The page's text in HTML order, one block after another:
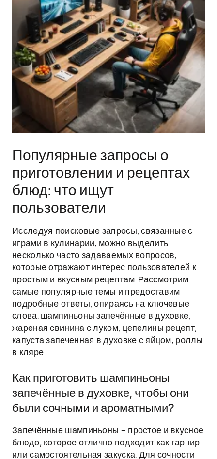
Популярные запросы о
приготовлении и рецептах
блюд: что ищут
пользователи
Исследуя поисковые запросы, связанные с
играми в кулинарии, можно выделить
несколько часто задаваемых вопросов,
которые отражают интерес пользователей к
простым и вкусным рецептам. Рассмотрим
самые популярные темы и предоставим
подробные ответы, опираясь на ключевые
слова: шампиньоны запечённые в духовке,
жареная свинина с луком, цепелины рецепт,
капуста запеченная в духовке с яйцом, роллы
в кляре.
Как приготовить шампиньоны
запечённые в духовке, чтобы они
были сочными и ароматными?
Запечённые шампиньоны – простое и вкусное
блюдо, которое отлично подходит как гарнир
или самостоятельная закуска. Для сочности